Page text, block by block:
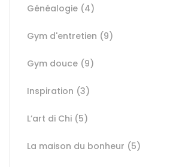
Généalogie (4)
Gym d'entretien (9)
Gym douce (9)
Inspiration (3)
L’art di Chi (5)
La maison du bonheur (5)